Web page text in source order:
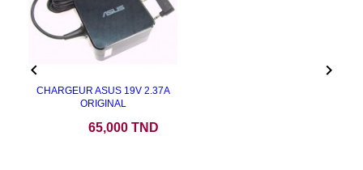
CHARGEUR ASUS 19V 2.37A
ORIGINAL
65,000 TND
 